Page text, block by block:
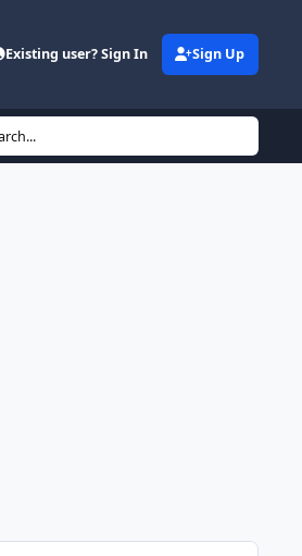
Existing user? Sign In Sign Up